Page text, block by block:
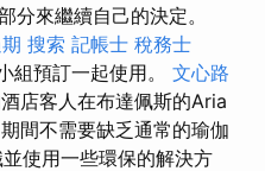
分來繼續自己的決定。
搜索 記帳士 稅務士
組預訂一起使用。 文心路
店客人在布達佩斯的Aria
間不需要缺乏通常的瑜伽
使用一些環保的解決方